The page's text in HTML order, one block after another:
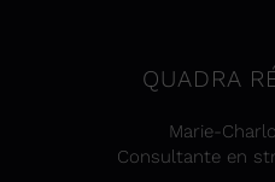
QUADRA
Marie-
Consultante en